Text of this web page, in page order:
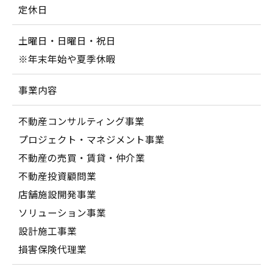
定休日
土曜日・日曜日・祝日
※年末年始や夏季休暇
事業内容
不動産コンサルティング事業
プロジェクト・マネジメント事業
不動産の売買・賃貸・仲介業
不動産投資顧問業
店舗施設開発事業
ソリューション事業
設計施工事業
損害保険代理業